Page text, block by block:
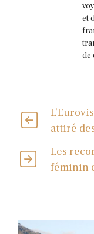
et
de
attiré
Les
féminin